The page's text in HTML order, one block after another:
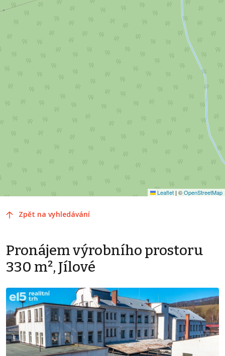
Leaflet | ©OpenStreetMap
Zpět na vyhledávání
Pronájem výrobního prostoru
330 m², Jílové